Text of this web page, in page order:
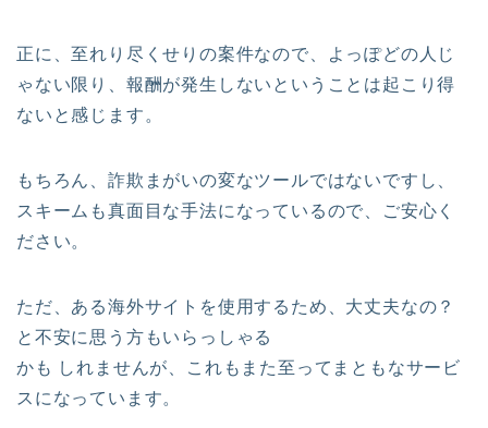
正に、至れり尽くせりの案件なので、よっぽどの人じ
ゃない限り、報酬が発生しないということは起こり得
ないと感じます。
もちろん、詐欺まがいの変なツールではないですし、
スキームも真面目な手法になっているので、ご安心く
ださい。
ただ、ある海外サイトを使用するため、大丈夫なの？
と不安に思う方もいらっしゃる
かも しれませんが、これもまた至ってまともなサービ
スになっています。